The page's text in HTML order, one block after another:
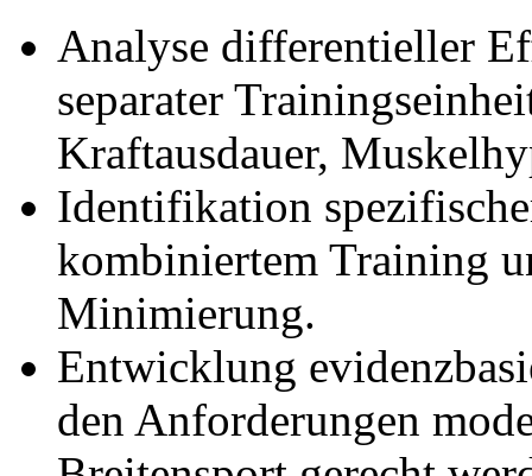
Analyse differentieller
separater
Kraftausdauer,
Identifikation
kombiniertem Training
Minimierung.
Entwicklung
den Anforderungen